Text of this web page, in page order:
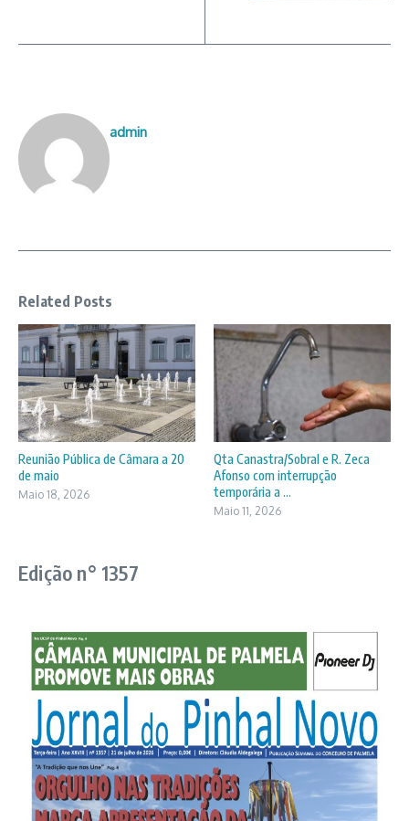
admin
Related Posts
Reunião Pública de Câmara a 20
de maio
Maio 18, 2026
Qta Canastra/Sobral e R. Zeca
Afonso com interrupção
temporária a ...
Maio 11, 2026
Edição n° 1357